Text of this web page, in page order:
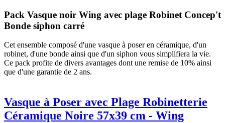
Pack Vasque noir Wing avec plage Robinet Concep't
Bonde siphon carré
Cet ensemble composé d'une vasque à poser en céramique, d'un
robinet, d'une bonde ainsi que d'un siphon vous simplifiera la vie.
Ce pack profite de divers avantages dont une remise de 10% ainsi
que d'une garantie de 2 ans.
Vasque à Poser avec Plage Robinetterie
Céramique Noire 57x39 cm - Wing